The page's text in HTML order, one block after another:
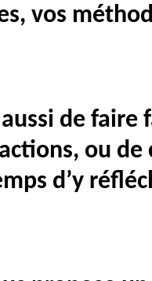
vos
de
ou
d’y